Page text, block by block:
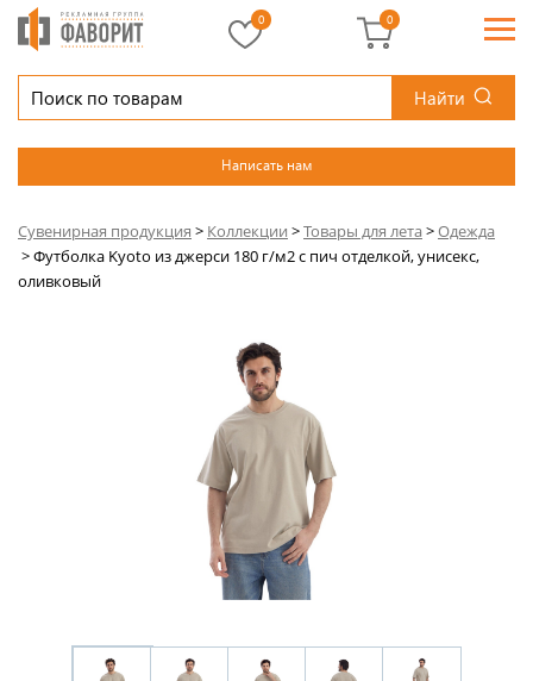
Найти
Написать нам
0 0
Сувенирная продукция > Коллекции >Товары для лета>Одежда
>Футболка Kyoto из джерси 180 г/м2 с пич отделкой, унисекс,
оливковый